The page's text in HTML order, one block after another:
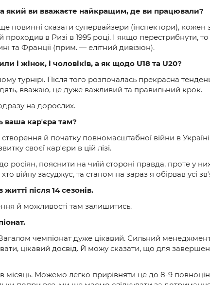
який ви вважаєте найкращим, де ви працювали?
сказати супервайзери (інспектори), кожен
в Ризі в 1995 році. І якщо перестрибнути, то
та Франції (прим. — елітний дивізіон).
і жінок, і чоловіків, а як щодо U18 та U20?
турнірі. Після того розпочалась прекрасна
вважаю, це дуже важливий та правильний крок.
на дорослих.
ваша карʼєра там?
створення й початку повномасштабної війни в
своєї карʼєри в цій лізі.
пояснити на чиїй стороні правда, проте у
війну засуджує, та станом на зараз я обірвав усі
після 14 сезонів.
й можливості там залишитись.
чемпіонат дуже цікавий. Сильний
цікавий досвід. Й можу сказати, що для
Можемо легко прирівняти це до 8-9